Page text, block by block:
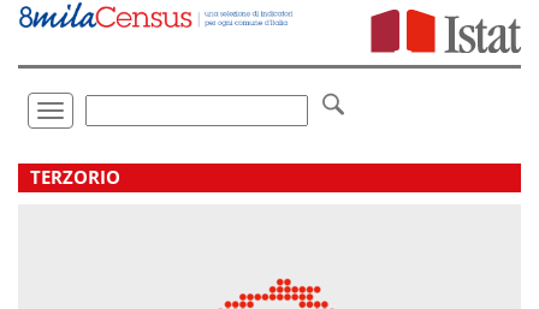
Vai
direttamente
Toggle
navigation
.
TERZORIO